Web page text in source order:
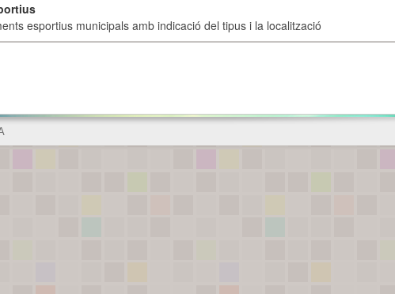
esportius municipals amb indicació del tipus i la localització